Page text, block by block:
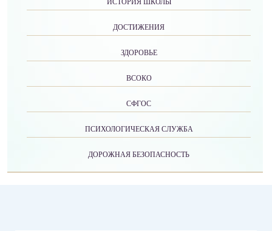
ИСТОРИЯ ШКОЛЫ
ДОСТИЖЕНИЯ
ЗДОРОВЬЕ
ВСОКО
СФГОС
ПСИХОЛОГИЧЕСКАЯ СЛУЖБА
ДОРОЖНАЯ БЕЗОПАСНОСТЬ